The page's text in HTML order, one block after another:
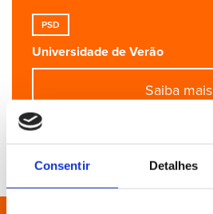
Consentir Detalhes
PSD
Universidade de Verão
Saiba mais